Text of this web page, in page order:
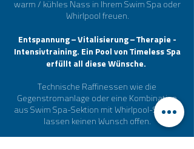
warm/kühles Nass in Ihrem Swim Spa oder
Whirlpool freuen.
Entspannung – Vitalisierung – Therapie -
Intensivtraining. Ein Pool von Timeless Spa
erfüllt all diese Wünsche.
Technische Raffinessen wie die
Gegenstromanlage oder eine Kombination
aus Swim Spa-Sektion mit Whirlpool-Sektion
lassen keinen Wunsch offen.